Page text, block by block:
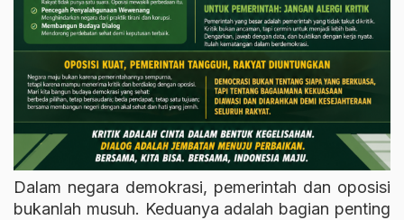
Dalam negara demokrasi, pemerintah dan oposisi
bukanlah musuh. Keduanya adalah bagian penting